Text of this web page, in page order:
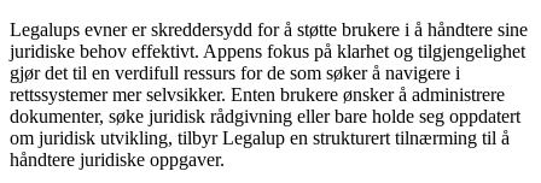
Legalups evner er skreddersydd for å støtte brukere i å håndtere sine
juridiske behov effektivt. Appens fokus på klarhet og tilgjengelighet
gjør det til en verdifull ressurs for de som søker å navigere i
rettssystemer mer selvsikker. Enten brukere ønsker å administrere
dokumenter, søke juridisk rådgivning eller bare holde seg oppdatert
om juridisk utvikling, tilbyr Legalup en strukturert tilnærming til å
håndtere juridiske oppgaver.